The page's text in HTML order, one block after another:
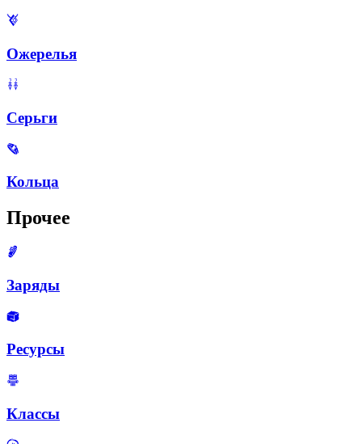
Ожерелья
Серьги
Кольца
Прочее
Заряды
Ресурсы
Классы